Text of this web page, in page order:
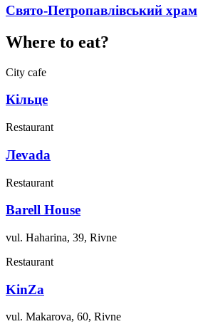
Свято-Петропавлівський храм
Where to eat?
City cafe
Кільце
Restaurant
Леvada
Restaurant
Barell House
vul. Haharina, 39, Rivne
Restaurant
KinZa
vul. Makarova, 60, Rivne